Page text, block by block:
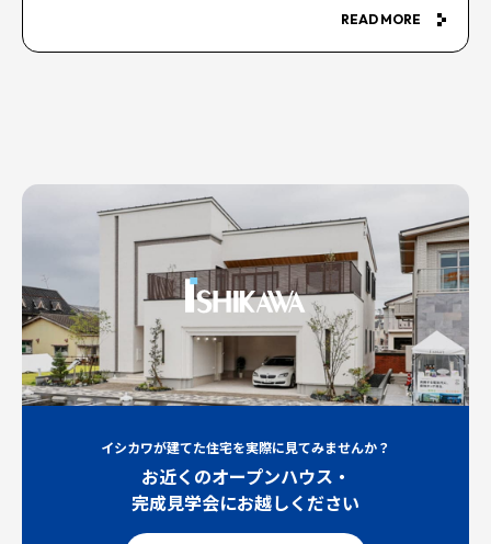
READ MORE
イシカワが建てた住宅を実際に見てみませんか？
お近くのオープンハウス・
完成見学会にお越しください